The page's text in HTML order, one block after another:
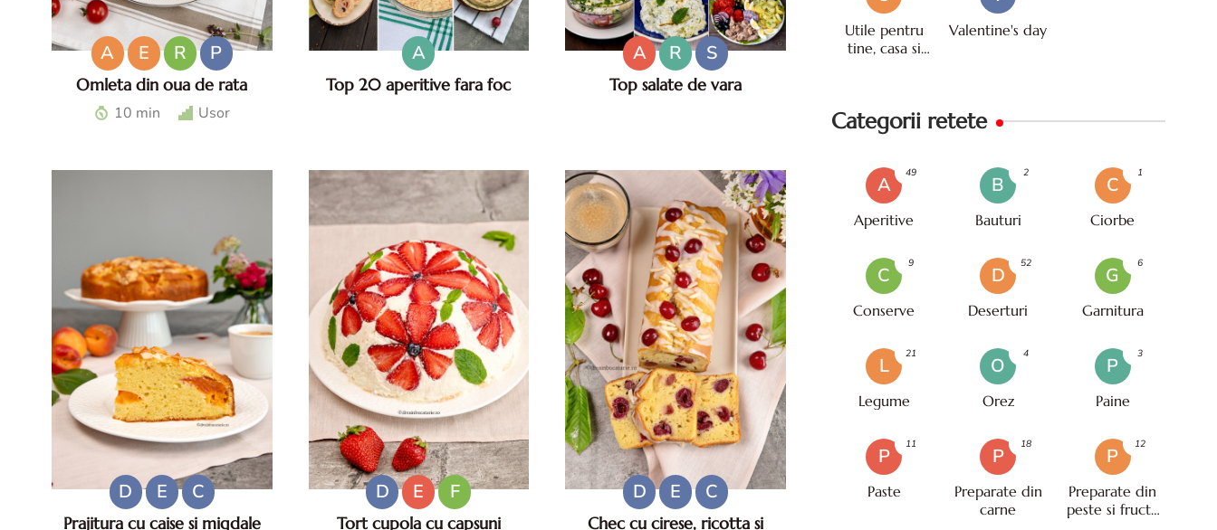
A E R P
Omleta din oua de rata
Omleta din oua de rata -
Ouale de rata sunt considerate de
10 min Usor
A
Top 20 aperitive fara foc
sanatoase.
A R S
Top salate de vara
35°C.
D E C
Prajitura cu caise si migdale
D E F
Tort cupola cu capsuni
D E C
Chec cu cirese, ricotta si
Utile pentru
tine, casa si
Valentine's day
Categorii retete
A
Aperitive
49
B
Bauturi
2
C
Ciorbe
1
C
Conserve
9
D
Deserturi
52
G
Garnitura
6
L
Legume
21
O
Orez
4
P
Paine
3
P
Paste
11
P
Preparate din
carne
18
P
Preparate din
peste si fructe
12